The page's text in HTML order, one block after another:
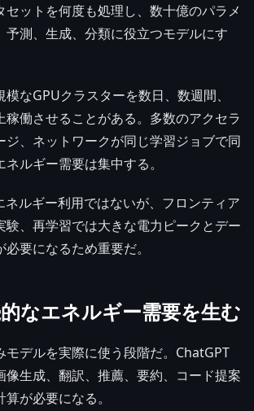
セットを何度も処理し、数十億のパラメ
予測、生成、分類に役立つモデルにす
なGPUクラスターを数日、数週間、
稼働させることがある。多数のアクセラ
ジ、ネットワークが同じ学習ジョブで同
ルギー需要は集中する。
ネルギー利用ではないが、フロンティア
験、再学習では大きな電力ピークとデー
要になるため重要だ。
なエネルギー需要を生む
モデルを実際に使う段階だ。ChatGPT
像生成、翻訳、推薦、要約、コード提案
が必要になる。